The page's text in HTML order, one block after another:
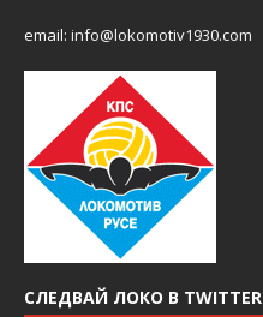
email: info@lokomotiv1930.com
СЛЕДВАЙ ЛОКО В TWITTER